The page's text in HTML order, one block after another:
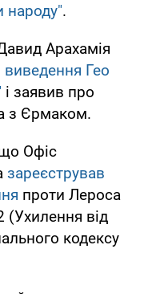
народу".
Арахамія
виведення Гео
і заявив про
з Єрмаком.
Офіс
зареєстрував
проти Лероса
(Ухилення від
кодексу